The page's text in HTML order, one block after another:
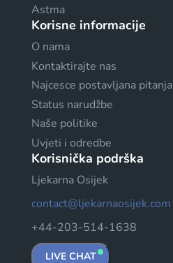
Astma
Korisne informacije
O nama
Kontaktirajte nas
Najcesce postavljana pitanja
Status narudžbe
Naše politike
Uvjeti i odredbe
Korisnička podrška
Ljekarna Osijek
contact@ljekarnaosijek.com
+44-203-514-1638
LIVE CHAT